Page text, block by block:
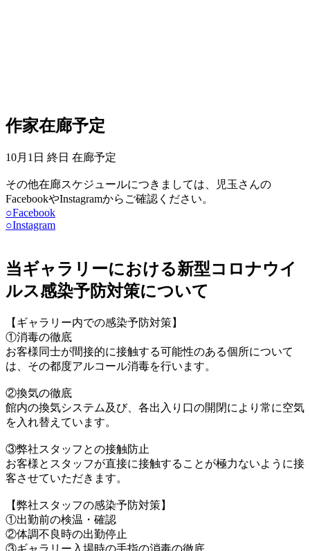
作家在廊予定
10月1日 終日 在廊予定
その他在廊スケジュールにつきましては、児玉さんの
FacebookやInstagramからご確認ください。
○Facebook
○Instagram
当ギャラリーにおける新型コロナウイ
ルス感染予防対策について
【ギャラリー内での感染予防対策】
①消毒の徹底
お客様同士が間接的に接触する可能性のある個所について
は、その都度アルコール消毒を行います。
②換気の徹底
館内の換気システム及び、各出入り口の開閉により常に空気
を入れ替えています。
③弊社スタッフとの接触防止
お客様とスタッフが直接に接触することが極力ないように接
客させていただきます。
【弊社スタッフの感染予防対策】
①出勤前の検温・確認
②体調不良時の出勤停止
③ギャラリー入場時の手指の消毒の徹底